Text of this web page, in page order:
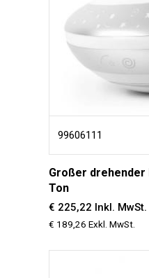
99606111
Großer drehender
Ton
€ 225,22 Inkl. MwSt.
€ 189,26 Exkl. MwSt.